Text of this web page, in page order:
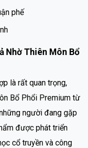
phế
Nhờ Thiên Môn Bổ
là rất quan trọng,
Bổ Phổi Premium từ
người đang gặp
được phát triển
cổ truyền và công